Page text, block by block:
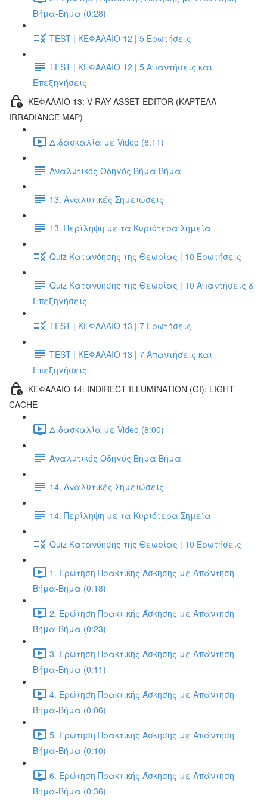
Βήμα-Βήμα (0:28)
TEST | ΚΕΦΑΛΑΙΟ 12 | 5 Ερωτήσεις
TEST | ΚΕΦΑΛΑΙΟ 12 | 5 Απαντήσεις και
Επεξηγήσεις
ΚΕΦΑΛΑΙΟ 13: V-RAY ASSET EDITOR (ΚΑΡΤΕΛΑ
IRRADIANCE MAP)
Διδασκαλία με Video (8:11)
Αναλυτικός Οδηγός Βήμα Βήμα
13. Αναλυτικές Σημειώσεις
13. Περίληψη με τα Κυριότερα Σημεία
Quiz Κατανόησης της Θεωρίας | 10 Ερωτήσεις
Quiz Κατανόησης της Θεωρίας | 10 Απαντήσεις &
Επεξηγήσεις
TEST | ΚΕΦΑΛΑΙΟ 13 | 7 Ερωτήσεις
TEST | ΚΕΦΑΛΑΙΟ 13 | 7 Απαντήσεις και
Επεξηγήσεις
ΚΕΦΑΛΑΙΟ 14: INDIRECT ILLUMINATION (GI): LIGHT
CACHE
Διδασκαλία με Video (8:00)
Αναλυτικός Οδηγός Βήμα Βήμα
14. Αναλυτικές Σημειώσεις
14. Περίληψη με τα Κυριότερα Σημεία
Quiz Κατανόησης της Θεωρίας | 10 Ερωτήσεις
1. Ερώτηση Πρακτικής Άσκησης με Απάντηση
Βήμα-Βήμα (0:18)
2. Ερώτηση Πρακτικής Άσκησης με Απάντηση
Βήμα-Βήμα (0:23)
3. Ερώτηση Πρακτικής Άσκησης με Απάντηση
Βήμα-Βήμα (0:11)
4. Ερώτηση Πρακτικής Άσκησης με Απάντηση
Βήμα-Βήμα (0:06)
5. Ερώτηση Πρακτικής Άσκησης με Απάντηση
Βήμα-Βήμα (0:10)
6. Ερώτηση Πρακτικής Άσκησης με Απάντηση
Βήμα-Βήμα (0:36)